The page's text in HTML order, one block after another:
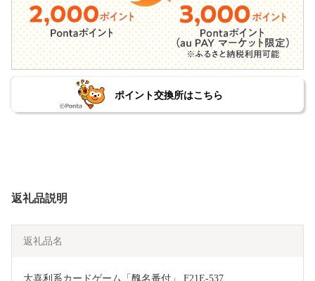
ポイント交換所はこちら
返礼品説明
返礼品名
大喜利系カードゲーム「醜名番付」 F21E-537